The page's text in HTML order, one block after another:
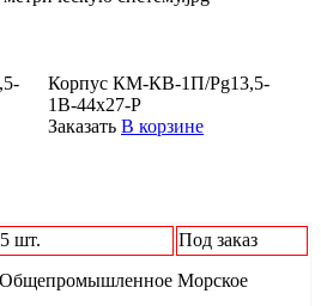
Корпус КМ-КВ-1П/Pg13,5-
1В-44х27-Р
Заказать В корзине
5 шт.
Под заказ
Общепромышленное Морское